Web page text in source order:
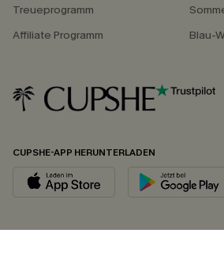
Treueprogramm
Affiliate Programm
Blau-
CUPSHE-APP HERUNTERLADEN